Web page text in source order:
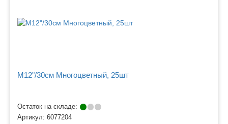
M12"/30см Многоцветный, 25шт
Остаток на складе:
Артикул: 6077204